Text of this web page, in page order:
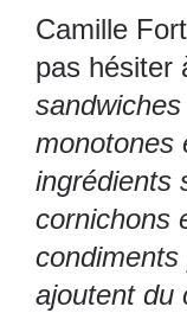
Camille
pas hésiter
monotones
ingrédients
cornichons
ajoutent du